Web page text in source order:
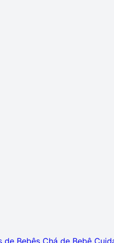
de Bebês Chá de Bebê